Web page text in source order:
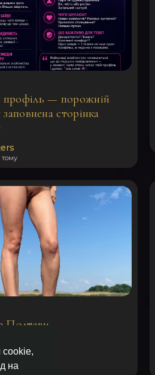
cookie,
на
— порожній
сторінка
тому
Полтави
тому